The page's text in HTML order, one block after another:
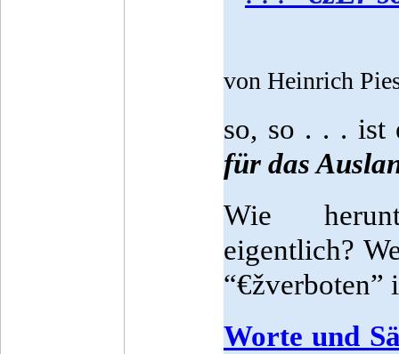
von Heinrich
so, so . . . ist
für das
Wie
eigentlich?
“€žverboten”
Worte und